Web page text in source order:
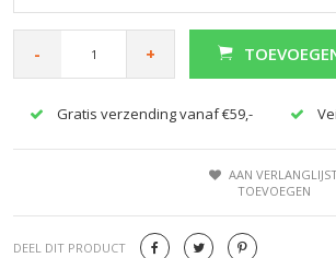
- +
Gratis verzending vanaf €59,-
AAN
TOEVOEGEN
DEEL DIT PRODUCT